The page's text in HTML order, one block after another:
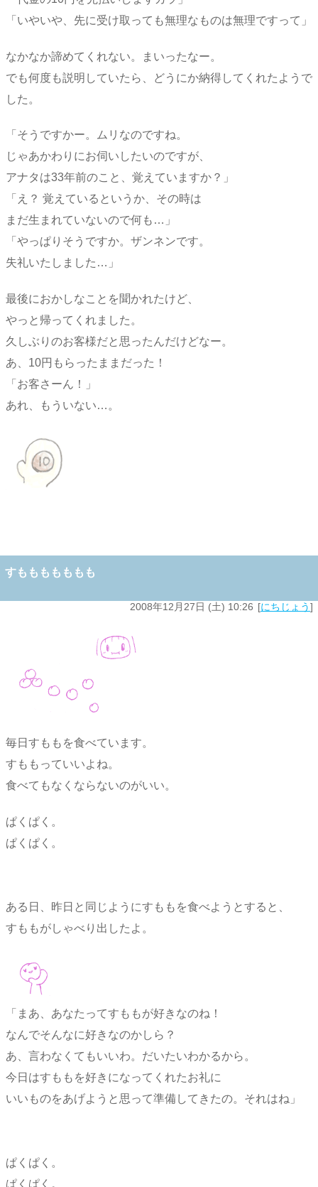
「いやいや、先に受け取っても無理なものは無理ですって」
なかなか諦めてくれない。まいったなー。
でも何度も説明していたら、どうにか納得してくれたようで
した。
「そうですかー。ムリなのですね。
じゃあかわりにお伺いしたいのですが、
アナタは33年前のこと、覚えていますか？」
「え？ 覚えているというか、その時は
まだ生まれていないので何も…」
「やっぱりそうですか。ザンネンです。
失礼いたしました…」
最後におかしなことを聞かれたけど、
やっと帰ってくれました。
久しぶりのお客様だと思ったんだけどなー。
あ、10円もらったままだった！
「お客さーん！」
あれ、もういない…。
すももももももも
2008年12月27日 (土) 10:26 にちじょう
毎日すももを食べています。
すももっていいよね。
食べてもなくならないのがいい。
ぱくぱく。
ぱくぱく。
ある日、昨日と同じようにすももを食べようとすると、
すももがしゃべり出したよ。
「まあ、あなたってすももが好きなのね！
なんでそんなに好きなのかしら？
あ、言わなくてもいいわ。だいたいわかるから。
今日はすももを好きになってくれたお礼に
いいものをあげようと思って準備してきたの。それはね」
ぱくぱく。
ぱくぱく。